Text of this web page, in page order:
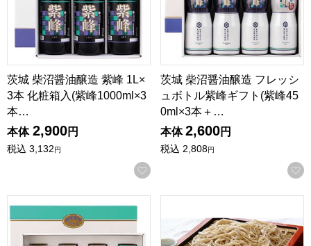
茨城 柴沼醤油醸造 紫峰 1L×
3本 化粧箱入(紫峰1000ml×3
本…
本体 2,900円
税込 3,132円
お気に入りに登録する
茨城 柴沼醤油醸造 フレッシ
ュボトル紫峰ギフト(紫峰45
0ml×3本＋…
本体 2,600円
税込 2,808円
茨城 柴沼醤油醸造 フレッシュボトル紫峰ギフト(紫峰